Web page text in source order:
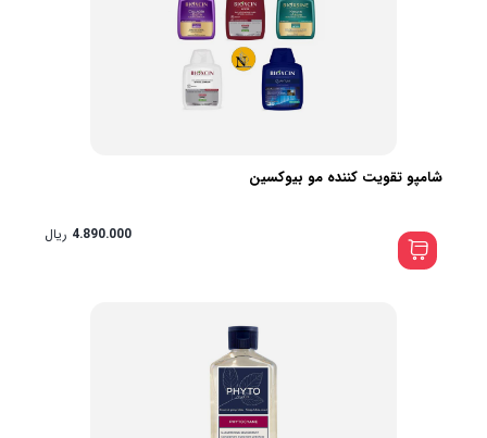
شامپو تقویت کننده مو بیوکسین
4.890.000 ریال